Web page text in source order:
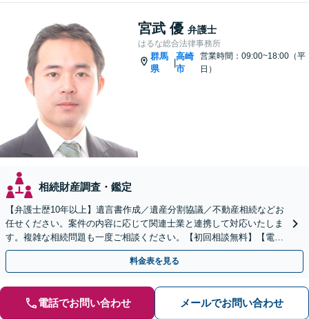
宮武 優 弁護士
はるな総合法律事務所
群馬
県
|
高崎
市
営業時間：09:00~18:00（平
日）
相続財産調査・鑑定
【弁護士歴10年以上】遺言書作成／遺産分割協議／不動産相続などお
任せください。案件の内容に応じて関連士業と連携して対応いたしま
す。複雑な相続問題も一度ご相談ください。【初回相談無料】【電話
相談可】
料金表を見る
電話でお問い合わせ メールでお問い合わせ